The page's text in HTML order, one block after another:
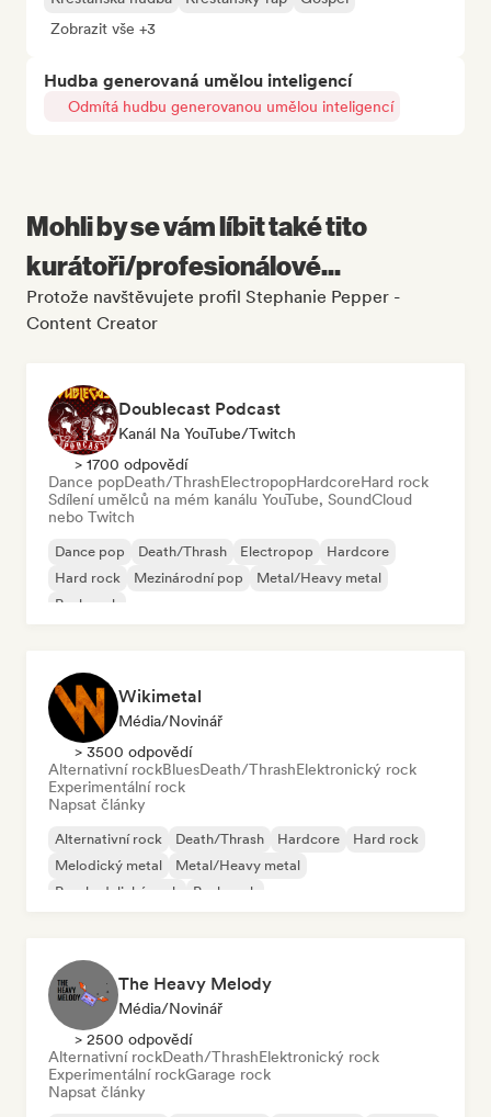
Zobrazit vše +3
Hudba generovaná umělou inteligencí
Odmítá hudbu generovanou umělou inteligencí
Mohli by se vám líbit také tito
kurátoři/profesionálové...
Protože navštěvujete profil Stephanie Pepper -
Content Creator
Doublecast Podcast
Kanál Na YouTube/Twitch
> 1700 odpovědí
Dance popDeath/ThrashElectropopHardcoreHard rock
Sdílení umělců na mém kanálu YouTube, SoundCloud
nebo Twitch
Dance pop Death/Thrash Electropop
Hardcore
Hard rock
Mezinárodní pop
Metal/Heavy metal
Punk rock
Wikimetal
Média/novinář
> 3500 odpovědí
Alternativní rockBluesDeath/ThrashElektronický rock
Experimentální rock
Napsat články
Alternativní rock Death/Thrash Hardcore
Hard rock
Melodický metal
Metal/Heavy metal
Psychedelický rock
Punk rock
The Heavy Melody
Média/novinář
> 2500 odpovědí
Alternativní rockDeath/ThrashElektronický rock
Experimentální rockGarage rock
Napsat články